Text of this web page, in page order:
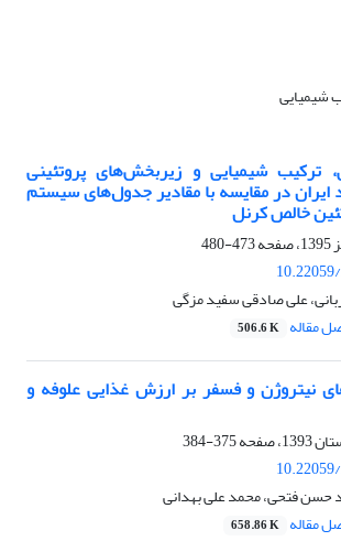
شیمیایی
ترکیب شیمیایی و زیربخش‌های پروتئینی
ایران در مقایسه با مقادیر جدول‌های سیستم
خالص کرنل
473-480
علی صادقی سفید مزگی
مقاله 506.6 K
نیتروژن و فسفر بر ارزش غذایی علوفه و
375-384
حسن فتحی، محمد علی بهدانی
مقاله 658.86 K